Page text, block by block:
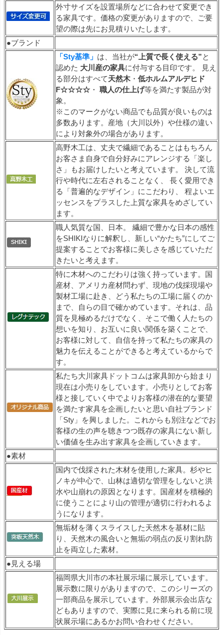
外寸サイズを設置場所などに合わせて変更でき
る家具です。価格の変更がありますので、ご要
望の際は先にお見積りいたします。
●ブランド
「Sty基準」 は、当社が“上質で長く使える”と
認めた 大川産の家具に付与する目印です。 見え
る部分はすべて天然木 ・ 低ホルムアルデヒド
F☆☆☆☆ ・ 職人の仕上げ等を満たす製品が対
象。
※このマークがない商品でも品質が良いものは
多数あります。産地（大川以外）や仕様の違い
により対象外の場合があります。
高野木工は、丈夫で繊細であることはもちろん
お客さま自身で自分好みにアレンジする「楽し
さ」もお届けしたいと考えています。 決して流
行や時代に左右されることなく、 長く愛用でき
る「普遍的なデザイン」にこだわり、 程よいエ
ッセンスをプラスした上質な家具をめざしてい
ます。
職人気質な国、日本。 繊細で豊かな日本の感性
をSHIKIなりに解釈し、新しい“かたち”にしてご
提案することでお客様に美しさを感じていただ
きたいと考えます。
特に木材へのこだわりは強く持っています。国
産材、アメリカ産材問わず、現地の伐採現場や
製材工場に赴き、どう私たちの工場に届くのか
まで、自らの目で確かめています。それは、品
質を見極めるだけでなく、そこで働く人たちの
想いを知り、お互いに良い関係を築くことで、
お客様に対して、自信を持って私たちの家具の
魅力を伝えることができると考えているからで
す。
私たち大川家具ドットコムは家具卸から始まり
現在は小売りをしています。小売りとしてお客
様と接していく中でよりお客様の潜在的な要望
を満たす家具を企画したいと思い自社ブランド
「Sty」を興しました。これからも別注などでお
客様の生の声を聴きつつ既存の家具にない新し
い価値を生み出す家具を企画していきます。
●素材
国内で伐採された木材を使用した家具。杉やヒ
ノキが中心で、山林は適切な管理をしないと洪
水や山崩れの原因となります。国産材を積極的
に使うことにより山の管理が適切に行われるよ
うになります。
無垢材を薄くスライスした天然木を基材に貼
り、天然木の風合いと無垢の弱点の反り割れ防
止を両立した素材。
●見える場
福岡県大川市の本社展示場に展示しています。
展示数に限りがありますので、このシリーズの
一部商品を展示しています。外部展示会出店な
どもありますので、実際に見に来られる前に現
状展示場にあるかお問い合わせください。